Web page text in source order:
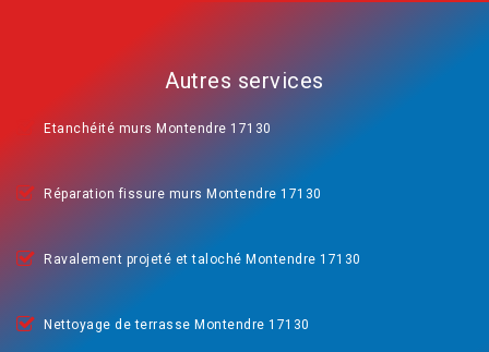
Autres services
Etanchéité murs Montendre 17130
Réparation fissure murs Montendre 17130
Ravalement projeté et taloché Montendre 17130
Nettoyage de terrasse Montendre 17130